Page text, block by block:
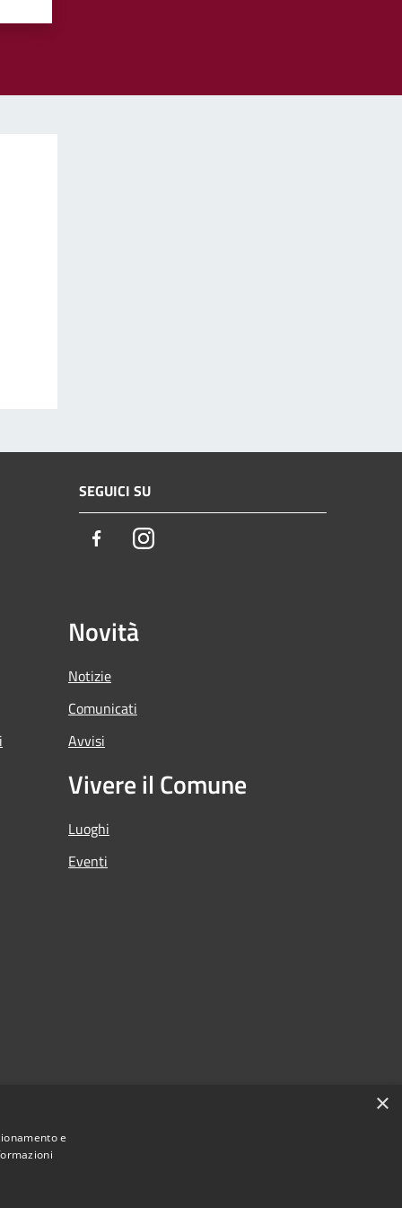
SEGUICI SU
FacebookInstagram
Novità
Notizie
Comunicati
Avvisi
Vivere il Comune
Luoghi
Eventi
×
e